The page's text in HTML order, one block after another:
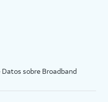
sobre Broadband